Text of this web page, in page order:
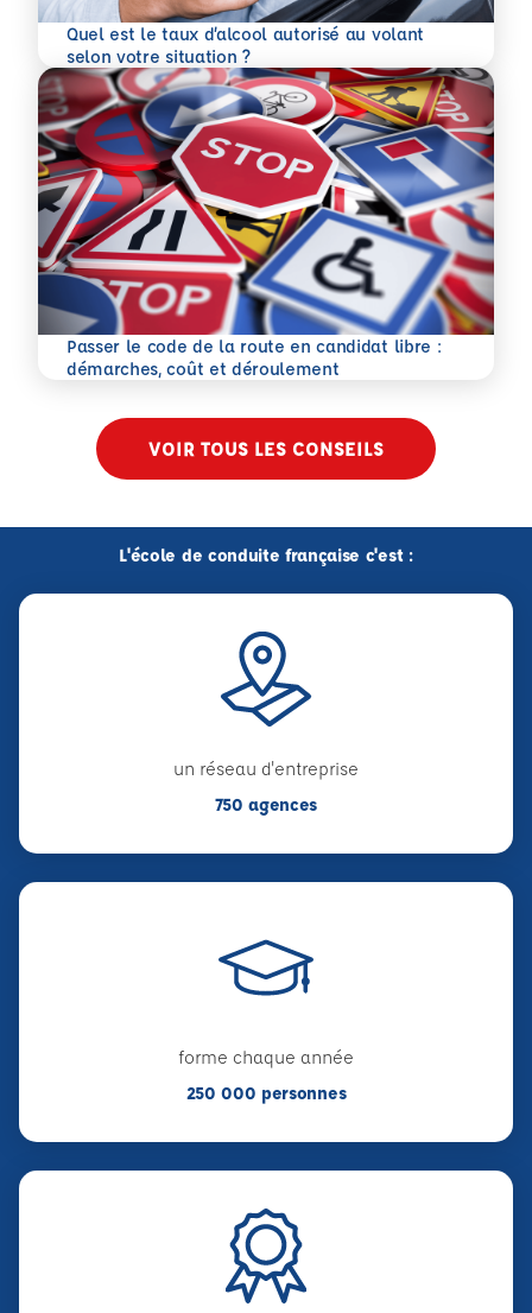
Quel est le taux d’alcool autorisé au volant
selon votre situation ?
En savoir plus
Passer le code de la route en candidat libre :
démarches, coût et déroulement
En savoir plus
VOIR TOUS LES CONSEILS
L'école de conduite française c'est :
un réseau d'entreprise
750 agences
forme chaque année
250 000 personnes